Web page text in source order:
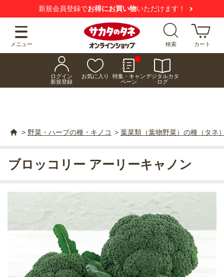
新規会員登録でお得にお買い物いただけます！
メニュー 検索 カート
ログイン
新規登録
お気に入り
特集・キャン
ペーン
デジタルカタ
ログ
> 野菜・ハーブの種・キノコ > 葉菜類（葉物野菜）の種（タネ
ブロッコリー アーリーキャノン